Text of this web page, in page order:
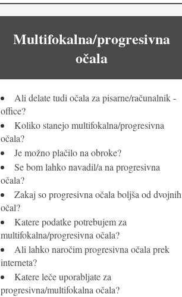
Multifokalna/progresivna
očala
Ali delate tudi očala za pisarne/računalnik -
office?
Koliko stanejo multifokalna/progresivna
očala?
Je možno plačilo na obroke?
Se bom lahko navadil/a na progresivna
očala?
Zakaj so progresivna očala boljša od dvojnih
očal?
Katere podatke potrebujem za
multifokalna/progresivna očala?
Ali lahko naročim progresivna očala prek
interneta?
Katere leče uporabljate za
progresivna/multifokalna očala?